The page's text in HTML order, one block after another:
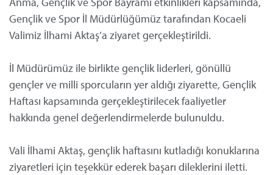
Gençlik ve Spor İl Müdürlüğümüz tarafından Kocaeli
Valimiz İlhami Aktaş’a ziyaret gerçekleştirildi.
İl Müdürümüz ile birlikte gençlik liderleri, gönüllü
gençler ve milli sporcuların yer aldığı ziyarette, Gençlik
Haftası kapsamında gerçekleştirilecek faaliyetler
hakkında genel değerlendirmelerde bulunuldu.
Vali İlhami Aktaş, gençlik haftasını kutladığı konuklarına
ziyaretleri için teşekkür ederek başarı dileklerini iletti.